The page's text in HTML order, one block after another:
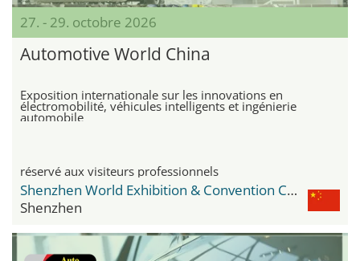
27. - 29. octobre 2026
Automotive World China
Exposition internationale sur les innovations en
électromobilité, véhicules intelligents et ingénierie
automobile
réservé aux visiteurs professionnels
Shenzhen World Exhibition & Convention Center
Shenzhen